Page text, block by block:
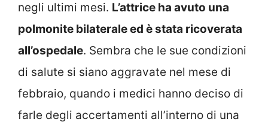
negli ultimi mesi. L’attrice ha avuto una
polmonite bilaterale ed è stata ricoverata
all’ospedale. Sembra che le sue condizioni
di salute si siano aggravate nel mese di
febbraio, quando i medici hanno deciso di
farle degli accertamenti all’interno di una